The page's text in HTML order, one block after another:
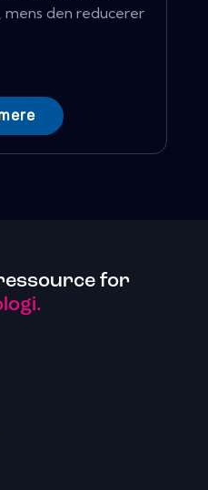
mens den reducerer
for